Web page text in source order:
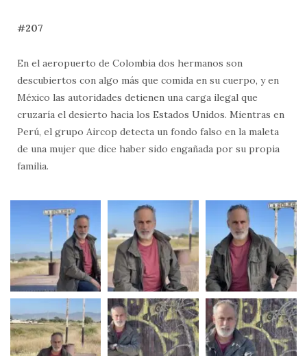
#207
En el aeropuerto de Colombia dos hermanos son
descubiertos con algo más que comida en su cuerpo, y en
México las autoridades detienen una carga ilegal que
cruzaría el desierto hacia los Estados Unidos. Mientras en
Perú, el grupo Aircop detecta un fondo falso en la maleta
de una mujer que dice haber sido engañada por su propia
familia.